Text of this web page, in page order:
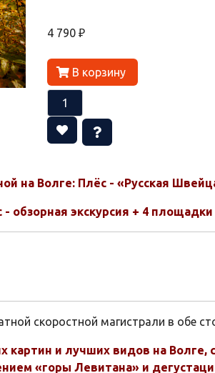
4 790 ₽
В корзину
на Волге: Плёс - «Русская
обзорная экскурсия + 4
скоростной магистрали в обе
и лучших видов на Волге,
«горы Левитана» и